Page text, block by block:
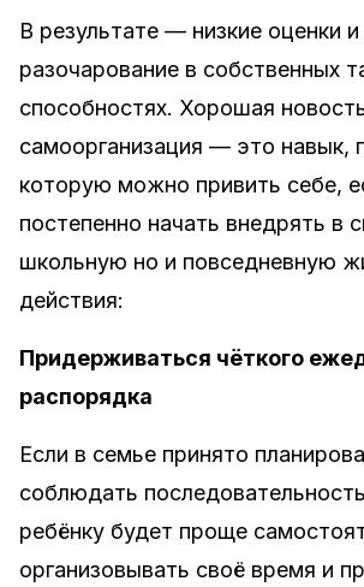
В результате — низкие оценки и
разочарование в собственных
способностях. Хорошая
самоорганизация — это навык,
которую можно привить себе,
постепенно начать внедрять в
школьную но и повседневную
действия:
Придерживаться чёткого
распорядка
Если в семье принято
соблюдать
ребёнку будет проще
организовывать своё время и